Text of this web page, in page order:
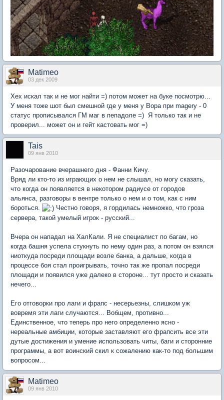
Matimeo
03 дек 2009
Хех искал так и не мог найти =) потом может на буке посмотрю...
У меня тоже шот был смешной где у меня у Вора при magery - 0
статус прописывался ГМ маг в пепадоле =) Я только так и не
проверил... может он и гейт кастовать мог =)
Tais
09 янв 2010
Разочарование вчерашнего дня - Фанни Кичу.
Вряд ли кто-то из играющих о нем не слышал, но могу сказать,
что когда он появляется в некотором радиусе от городов
альянса, разговоры в вентре только о нем и о том, как с ним
бороться.
Честно говоря, я гордилась немножко, что гроза
сервера, такой умелый игрок - русский...
Вчера он нападал на ХалКали. Я не специалист по багам, но
когда башня успела стукнуть по нему один раз, а потом он взялся
ниоткуда посреди площади возле банка, а дальше, когда в
процессе боя стал проигрывать, точно так же пропал посреди
площади и появился уже далеко в стороне... тут просто и сказать
нечего...
Его отговорки про лаги и фрапс - несерьезны, слишком уж
вовремя эти лаги случаются... Вобщем, противно...
Единственное, что теперь про него определенно ясно -
нереальные амбиции, которые заставляют его фрапсить все эти
дутые достижения и умение использовать читы, баги и сторонние
программы, а вот воинский скил к сожалению как-то под большим
вопросом...
Matimeo
09 янв 2010